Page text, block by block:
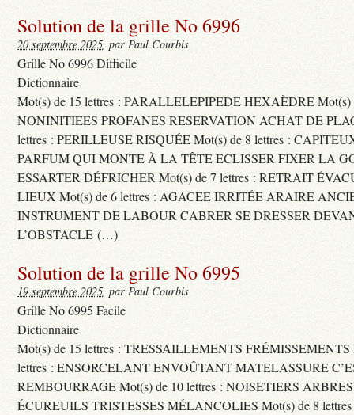
Solution de la grille No 6996
20 septembre 2025, par Paul Courbis
Grille No 6996 Difficile
Dictionnaire
Mot(s) de 15 lettres : PARALLELEPIPEDE HEXAÈDRE Mot(s)
NONINITIEES PROFANES RESERVATION ACHAT DE
lettres : PERILLEUSE RISQUÉE Mot(s) de 8 lettres :
PARFUM QUI MONTE À LA TÊTE ECLISSER FIXER LA
ESSARTER DÉFRICHER Mot(s) de 7 lettres : RETRAIT
LIEUX Mot(s) de 6 lettres : AGACEE IRRITÉE ARAIRE
INSTRUMENT DE LABOUR CABRER SE DRESSER
L’OBSTACLE (…)
Solution de la grille No 6995
19 septembre 2025, par Paul Courbis
Grille No 6995 Facile
Dictionnaire
Mot(s) de 15 lettres : TRESSAILLEMENTS FRÉMISSEMENTS
lettres : ENSORCELANT ENVOÛTANT MATELASSURE
REMBOURRAGE Mot(s) de 10 lettres : NOISETIERS
ÉCUREUILS TRISTESSES MÉLANCOLIES Mot(s) de 8